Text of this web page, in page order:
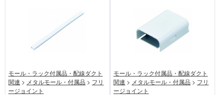
モール・ラック付属品・配線ダクト
関連 > メタルモール・付属品 > フリ
ージョイント
モール・ラック付属品・配線ダクト
関連 > メタルモール・付属品 > フリ
ージョイント